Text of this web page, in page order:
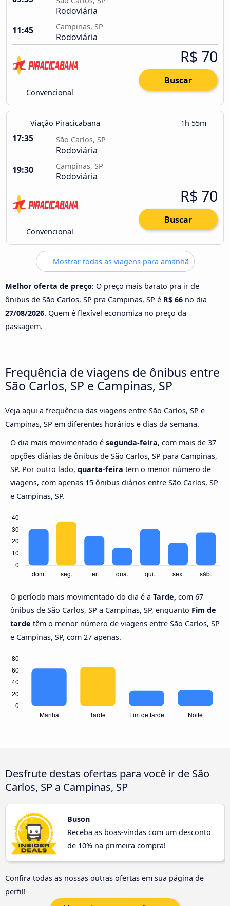
Rodoviária
11:45
Campinas, SP
Rodoviária
Convencional
R$ 70
Buscar
Viação Piracicabana 1h 55m
17:35 São Carlos, SP
Rodoviária
19:30
Campinas, SP
Rodoviária
Convencional
R$ 70
Buscar
Mostrar todas as viagens para amanhã
Melhor oferta de preço: O preço mais barato pra ir de
ônibus de São Carlos, SP pra Campinas, SP é R$ 66 no dia
27/08/2026. Quem é flexível economiza no preço da
passagem.
Frequência de viagens de ônibus entre
São Carlos, SP e Campinas, SP
Veja aqui a frequência das viagens entre São Carlos, SP e
Campinas, SP em diferentes horários e dias da semana.
O dia mais movimentado é segunda-feira, com mais de 37
opções diárias de ônibus de São Carlos, SP para Campinas,
SP. Por outro lado, quarta-feira tem o menor número de
viagens, com apenas 15 ônibus diários entre São Carlos, SP
e Campinas, SP.
O período mais movimentado do dia é a Tarde, com 67
ônibus de São Carlos, SP a Campinas, SP, enquanto Fim de
tarde têm o menor número de viagens entre São Carlos, SP
e Campinas, SP, com 27 apenas.
Desfrute destas ofertas para você ir de São
Carlos, SP a Campinas, SP
Buson
Receba as boas-vindas com um desconto
de 10% na primeira compra!
Confira todas as nossas outras ofertas em sua página de
perfil!